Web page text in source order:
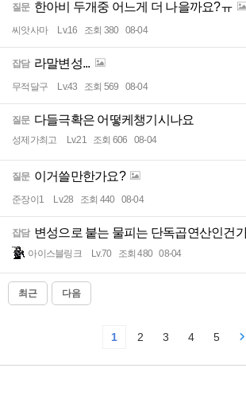
질문 한아비 두개중 어느게 더 나을까요?ㅠ
씨앗사마 Lv.16 조회 380 08-04
잡담 라말변성...
무적달구 Lv.43 조회 569 08-04
질문 다들극확은 어떻케챙기시나요
성제가최고 Lv.21 조회 606 08-04
질문 이거쓸만한가요?
준장이1 Lv.28 조회 440 08-04
잡담 변성으로 붙는 물피는 단독곱연산인건
아이스블링크 Lv.70 조회 480 08-04
최근 다음
1 2 3 4 5